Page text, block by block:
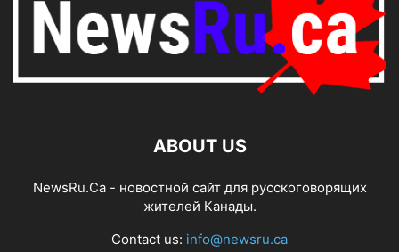
ABOUT US
NewsRu.Ca - новостной сайт для русскоговорящих
жителей Канады.
Contact us: info@newsru.ca